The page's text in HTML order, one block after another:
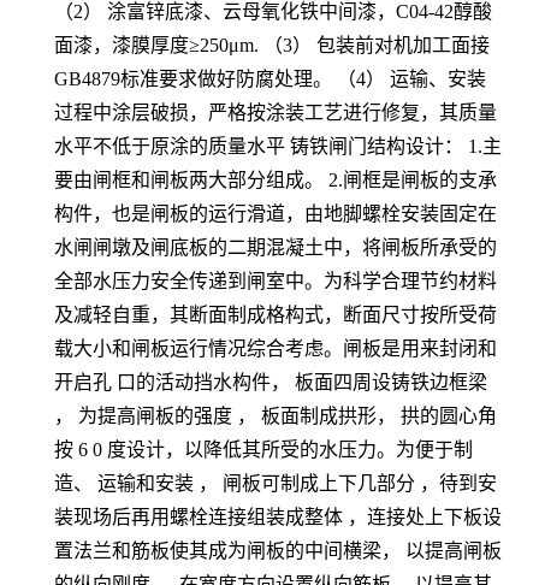
（2） 涂富锌底漆、云母氧化铁中间漆，C04-42醇酸
面漆，漆膜厚度≥250μm. （3） 包装前对机加工面接
GB4879标准要求做好防腐处理。 （4） 运输、安装
过程中涂层破损，严格按涂装工艺进行修复，其质量
水平不低于原涂的质量水平 铸铁闸门结构设计： 1.主
要由闸框和闸板两大部分组成。 2.闸框是闸板的支承
构件，也是闸板的运行滑道，由地脚螺栓安装固定在
水闸闸墩及闸底板的二期混凝土中，将闸板所承受的
全部水压力安全传递到闸室中。为科学合理节约材料
及减轻自重，其断面制成格构式，断面尺寸按所受荷
载大小和闸板运行情况综合考虑。闸板是用来封闭和
开启孔 口的活动挡水构件， 板面四周设铸铁边框梁
， 为提高闸板的强度 ， 板面制成拱形， 拱的圆心角
按 6 0 度设计，以降低其所受的水压力。为便于制
造、 运输和安装 ， 闸板可制成上下几部分 ，待到安
装现场后再用螺栓连接组装成整体 ，连接处上下板设
置法兰和筋板使其成为闸板的中间横梁， 以提高闸板